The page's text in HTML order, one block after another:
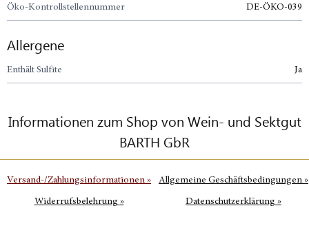
Öko-Kontrollstellennummer DE-ÖKO-039
Allergene
Enthält Sulfite Ja
Informationen zum Shop von Wein- und Sektgut
BARTH GbR
Versand-/Zahlungsinformationen » Allgemeine Geschäftsbedingungen »
Widerrufsbelehrung » Datenschutzerklärung »